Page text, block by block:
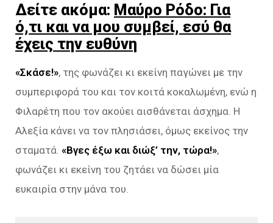
Δείτε ακόμα: Μαύρο Ρόδο: Για
ό,τι και να μου συμβεί, εσύ θα
έχεις την ευθύνη
«Σκάσε!», της φωνάζει κι εκείνη παγώνει με την
συμπεριφορά του και τον κοιτά κοκαλωμένη, ενώ η
Φιλαρέτη που τον ακούει αισθάνεται άσχημα. Η
Αλεξία κάνει να τον πλησιάσει, όμως εκείνος την
σταματά. «Βγες έξω και διώξ’ την, τώρα!»,
φωνάζει κι εκείνη του ζητάει να δώσει μία
ευκαιρία στην μάνα του.